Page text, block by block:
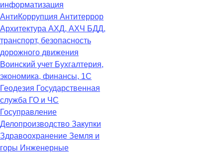
информатизация
АнтиКоррупция Антитеррор
Архитектура АХД, АХЧ БДД,
транспорт, безопасность
дорожного движения
Воинский учет Бухгалтерия,
экономика, финансы, 1С
Геодезия Государственная
служба ГО и ЧС
Госуправление
Делопроизводство Закупки
Здравоохранение Земля и
горы Инженерные